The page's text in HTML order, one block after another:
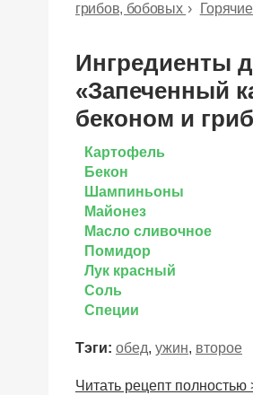
грибов, бобовых ›
Ингредиенты
«Запеченный
беконом и
Картофель
Бекон
Шампиньоны
Майонез
Масло сливочное
Помидор
Лук красный
Соль
Специи
Тэги: обед, ужин, второе
Читать рецепт полностью